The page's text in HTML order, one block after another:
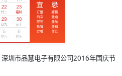
圳市品慧电子有限公司2016年国庆节